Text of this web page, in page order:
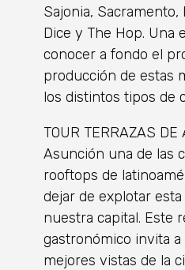
Sajonia,
Dice y The Hop. Una
conocer a fondo el
producción de estas
los distintos tipos de
TOUR TERRAZAS
Asunción una de las
rooftops de
dejar de explotar
nuestra capital. Este
gastronómico invita a
mejores vistas de la